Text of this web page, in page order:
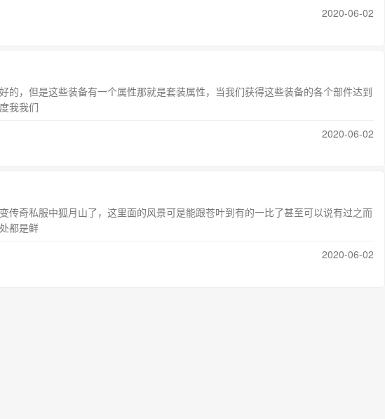
2020-06-02
，但是这些装备有一个属性那就是套装属性，当我们获得这些装备的各个部件达到
我我们
2020-06-02
奇私服中狐月山了，这里面的风景可是能跟苍叶到有的一比了甚至可以说有过之而
都是鲜
2020-06-02